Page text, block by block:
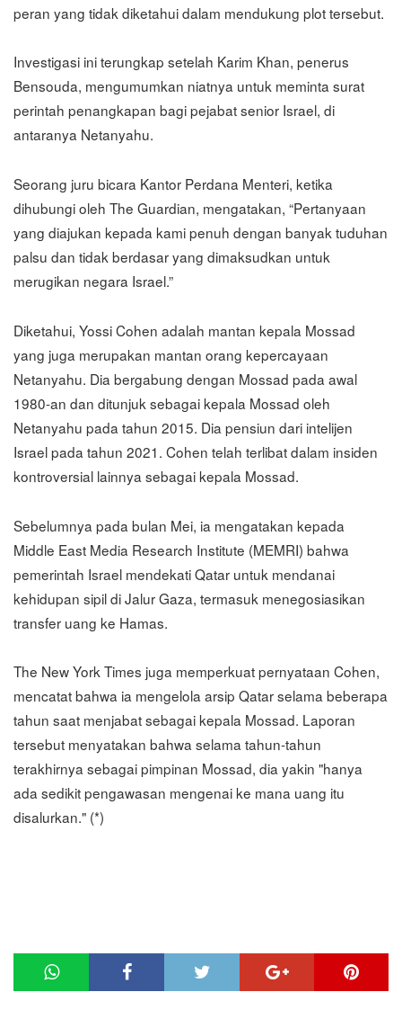
peran yang tidak diketahui dalam mendukung plot tersebut.
Investigasi ini terungkap setelah Karim Khan, penerus
Bensouda, mengumumkan niatnya untuk meminta surat
perintah penangkapan bagi pejabat senior Israel, di
antaranya Netanyahu.
Seorang juru bicara Kantor Perdana Menteri, ketika
dihubungi oleh The Guardian, mengatakan, “Pertanyaan
yang diajukan kepada kami penuh dengan banyak tuduhan
palsu dan tidak berdasar yang dimaksudkan untuk
merugikan negara Israel.”
Diketahui, Yossi Cohen adalah mantan kepala Mossad
yang juga merupakan mantan orang kepercayaan
Netanyahu. Dia bergabung dengan Mossad pada awal
1980-an dan ditunjuk sebagai kepala Mossad oleh
Netanyahu pada tahun 2015. Dia pensiun dari intelijen
Israel pada tahun 2021. Cohen telah terlibat dalam insiden
kontroversial lainnya sebagai kepala Mossad.
Sebelumnya pada bulan Mei, ia mengatakan kepada
Middle East Media Research Institute (MEMRI) bahwa
pemerintah Israel mendekati Qatar untuk mendanai
kehidupan sipil di Jalur Gaza, termasuk menegosiasikan
transfer uang ke Hamas.
The New York Times juga memperkuat pernyataan Cohen,
mencatat bahwa ia mengelola arsip Qatar selama beberapa
tahun saat menjabat sebagai kepala Mossad. Laporan
tersebut menyatakan bahwa selama tahun-tahun
terakhirnya sebagai pimpinan Mossad, dia yakin "hanya
ada sedikit pengawasan mengenai ke mana uang itu
disalurkan." (*)